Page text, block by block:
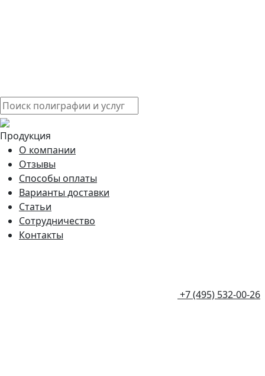
Продукция
О компании
Отзывы
Способы оплаты
Варианты доставки
Статьи
Сотрудничество
Контакты
+7 (495) 532-00-26